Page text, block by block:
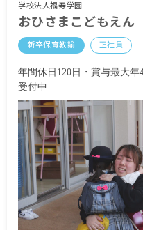
基本給
特殊業務
地域手当
処遇改善
交通費全
処遇改
昇給年1回
賞与年2
上）
※試用期
学校法人福寿学園
おひさまこどもえん
新卒保育教諭 正社員
年間休日120日・賞与最大
受付中